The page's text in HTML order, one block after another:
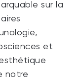
sur la
et
notre